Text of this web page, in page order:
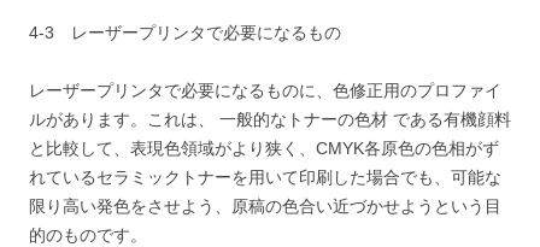
4-3 レーザープリンタで必要になるもの
レーザープリンタで必要になるものに、色修正用のプロファイ
ルがあります。これは、 一般的なトナーの色材 である有機顔料
と比較して、表現色領域がより狭く、CMYK各原色の色相がず
れているセラミックトナーを用いて印刷した場合でも、可能な
限り高い発色をさせよう、原稿の色合い近づかせようという目
的のものです。